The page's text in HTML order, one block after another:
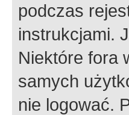
podczas
instrukcjami.
Niektóre fora
samych
nie logować.